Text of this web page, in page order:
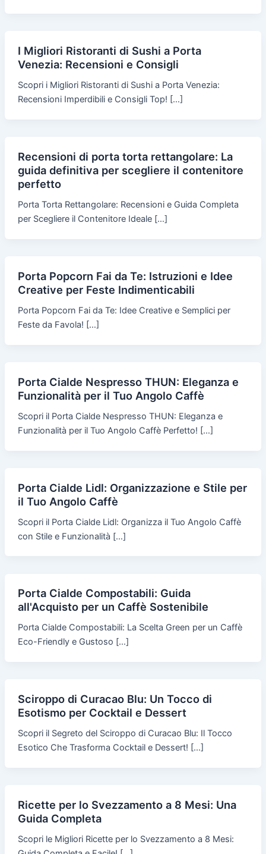
I Migliori Ristoranti di Sushi a Porta
Venezia: Recensioni e Consigli
Scopri i Migliori Ristoranti di Sushi a Porta Venezia:
Recensioni Imperdibili e Consigli Top! […]
Recensioni di porta torta rettangolare: La
guida definitiva per scegliere il contenitore
perfetto
Porta Torta Rettangolare: Recensioni e Guida Completa
per Scegliere il Contenitore Ideale […]
Porta Popcorn Fai da Te: Istruzioni e Idee
Creative per Feste Indimenticabili
Porta Popcorn Fai da Te: Idee Creative e Semplici per
Feste da Favola! […]
Porta Cialde Nespresso THUN: Eleganza e
Funzionalità per il Tuo Angolo Caffè
Scopri il Porta Cialde Nespresso THUN: Eleganza e
Funzionalità per il Tuo Angolo Caffè Perfetto! […]
Porta Cialde Lidl: Organizzazione e Stile per
il Tuo Angolo Caffè
Scopri il Porta Cialde Lidl: Organizza il Tuo Angolo Caffè
con Stile e Funzionalità […]
Porta Cialde Compostabili: Guida
all'Acquisto per un Caffè Sostenibile
Porta Cialde Compostabili: La Scelta Green per un Caffè
Eco-Friendly e Gustoso […]
Sciroppo di Curacao Blu: Un Tocco di
Esotismo per Cocktail e Dessert
Scopri il Segreto del Sciroppo di Curacao Blu: Il Tocco
Esotico Che Trasforma Cocktail e Dessert! […]
Ricette per lo Svezzamento a 8 Mesi: Una
Guida Completa
Scopri le Migliori Ricette per lo Svezzamento a 8 Mesi: